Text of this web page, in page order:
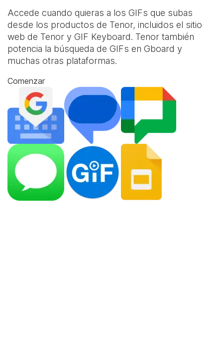
Accede cuando quieras a los GIFs que subas
desde los productos de Tenor, incluidos el sitio
web de Tenor y GIF Keyboard. Tenor también
potencia la búsqueda de GIFs en Gboard y
muchas otras plataformas.
Comenzar